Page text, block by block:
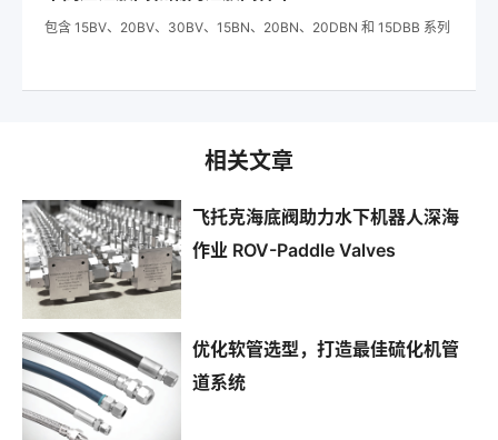
包含 15BV、20BV、30BV、15BN、20BN、20DBN 和 15DBB 系列
相关文章
飞托克海底阀助力水下机器人深海
作业 ROV-Paddle Valves
优化软管选型，打造最佳硫化机管
道系统